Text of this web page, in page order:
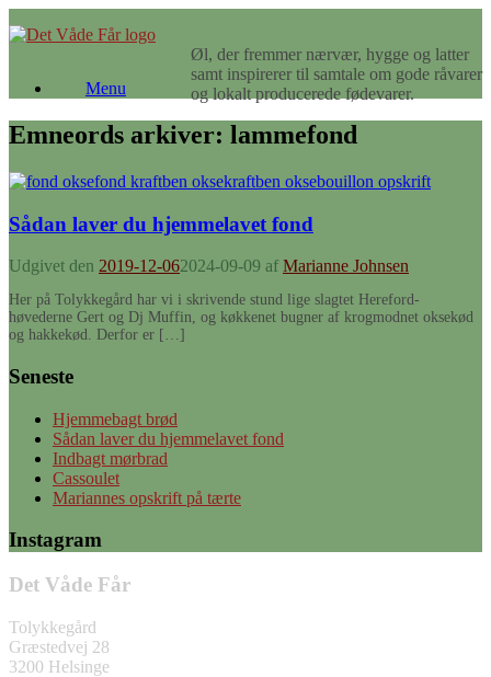
til
Øl, der fremmer nærvær, hygge og latter
samt inspirerer til samtale om gode råvarer
og lokalt producerede fødevarer.
Menu
Emneords arkiver: lammefond
Sådan laver du hjemmelavet fond
Udgivet den 2019-12-062024-09-09 af Marianne Johnsen
Her på Tolykkegård har vi i skrivende stund lige slagtet Hereford-
høvederne Gert og Dj Muffin, og køkkenet bugner af krogmodnet oksekød
og hakkekød. Derfor er […]
Seneste
Hjemmebagt brød
Sådan laver du hjemmelavet fond
Indbagt mørbrad
Cassoulet
Mariannes opskrift på tærte
Instagram
Det Våde Får
Tolykkegård
Græstedvej 28
3200 Helsinge